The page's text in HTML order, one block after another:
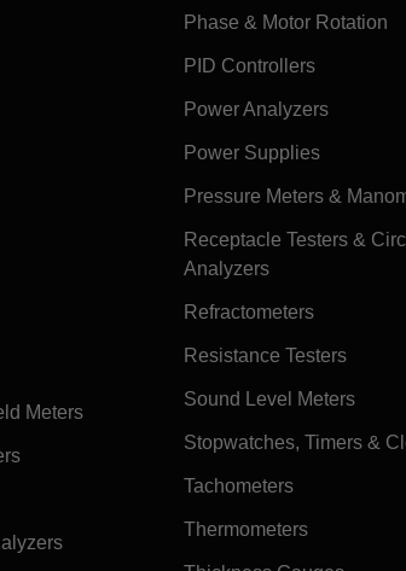
Meters
Phase & Motor Rotation
PID Controllers
Power Analyzers
Power Supplies
Pressure Meters &
Receptacle Testers &
Analyzers
Refractometers
Resistance Testers
Sound Level Meters
Stopwatches, Timers &
Tachometers
Thermometers